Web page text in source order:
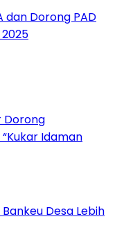
dan Dorong PAD
Dorong
Idaman
Desa Lebih